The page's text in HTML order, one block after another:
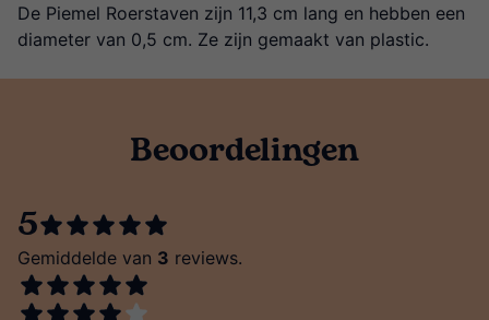
De Piemel Roerstaven zijn 11,3 cm lang en hebben een
diameter van 0,5 cm. Ze zijn gemaakt van plastic.
Beoordelingen
5
Gemiddelde van 3 reviews.